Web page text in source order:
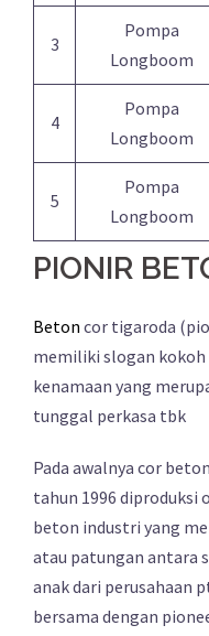
3
Pompa
Longboom
4
Pompa
Longboom
5
Pompa
Longboom
PIONIR
Beton cor tigaroda
memiliki slogan
kenamaan yang
tunggal perkasa tbk
Pada awalnya cor
tahun 1996 diproduksi
beton industri yang
atau patungan antara
anak dari perusahaan
bersama dengan